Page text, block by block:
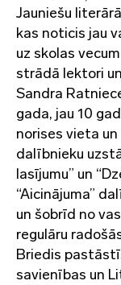
Jauniešu
kas noticis jau
uz skolas
strādā lektori
Sandra
gada, jau 10
norises vieta un
dalībnieku
lasījumu” un
“Aicinājuma”
un šobrīd no
regulāru
Briedis
savienības un